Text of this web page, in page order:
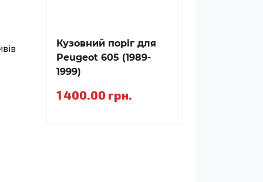
Кузовний поріг для
Peugeot 605 (1989-
1999)
1 400.00 грн.